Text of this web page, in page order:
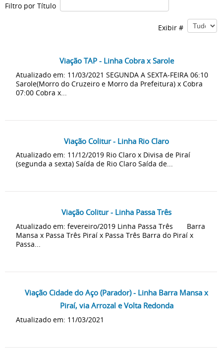
Filtro por Título
Exibir #
Viação TAP - Linha Cobra x Sarole
Atualizado em: 11/03/2021 SEGUNDA A SEXTA-FEIRA 06:10
Sarole(Morro do Cruzeiro e Morro da Prefeitura) x Cobra
07:00 Cobra x...
Viação Colitur - Linha Rio Claro
Atualizado em: 11/12/2019 Rio Claro x Divisa de Piraí
(segunda a sexta) Saída de Rio Claro Saída de...
Viação Colitur - Linha Passa Três
Atualizado em: fevereiro/2019 Linha Passa Três Barra
Mansa x Passa Três Piraí x Passa Três Barra do Piraí x
Passa...
Viação Cidade do Aço (Parador) - Linha Barra Mansa x
Piraí, via Arrozal e Volta Redonda
Atualizado em: 11/03/2021